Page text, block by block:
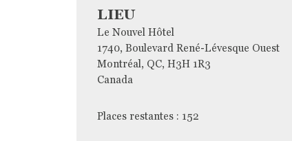
LIEU
Le Nouvel Hôtel
1740, Boulevard René-Lévesque Ouest
Montréal , QC, H3H 1R3
Canada
Places restantes : 152